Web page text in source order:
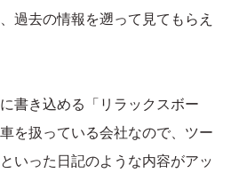
過去の情報を遡って見てもらえ
書き込める「リラックスボー
を扱っている会社なので、ツー
いった日記のような内容がアッ